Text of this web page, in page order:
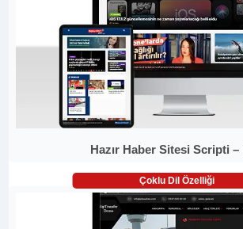
Hazır Haber Sitesi Scripti –
Çoklu Dil Özelliği